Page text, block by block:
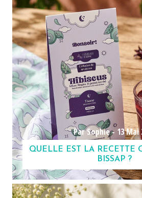
Par Sophie -13 Mai
QUELLE EST LA RECETTE
BISSAP ?